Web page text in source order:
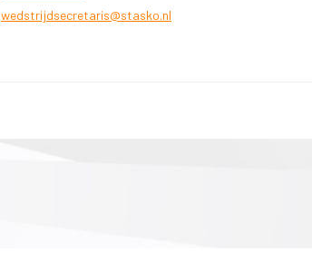
wedstrijdsecretaris@stasko.nl